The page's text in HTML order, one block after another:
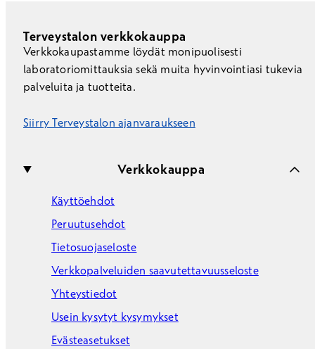
Terveystalon verkkokauppa
Verkkokaupastamme löydät monipuolisesti
laboratoriomittauksia sekä muita hyvinvointiasi tukevia
palveluita ja tuotteita.
Siirry Terveystalon ajanvaraukseen
Verkkokauppa
Käyttöehdot
Peruutusehdot
Tietosuojaseloste
Verkkopalveluiden saavutettavuusseloste
Yhteystiedot
Usein kysytyt kysymykset
Evästeasetukset